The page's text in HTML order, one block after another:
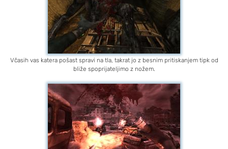
Včasih vas katera pošast spravi na tla, takrat jo z besnim pritiskanjem tipk od
bliže spoprijateljimo z nožem.